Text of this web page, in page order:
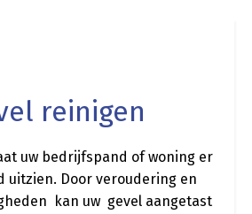
reinigen
uw bedrijfspand of woning er
uitzien. Door veroudering en
kan uw gevel aangetast